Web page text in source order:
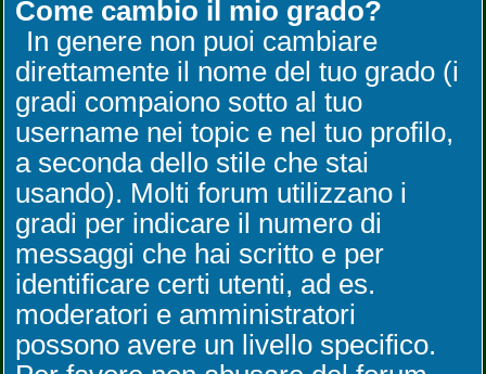
Come cambio il mio grado?
In genere non puoi cambiare
direttamente il nome del tuo grado (i
gradi compaiono sotto al tuo
username nei topic e nel tuo profilo,
a seconda dello stile che stai
usando). Molti forum utilizzano i
gradi per indicare il numero di
messaggi che hai scritto e per
identificare certi utenti, ad es.
moderatori e amministratori
possono avere un livello specifico.